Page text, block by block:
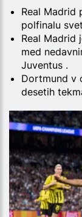
Real Madrid
polfinalu
Real Madrid
med
Juventus .
Dortmund v
desetih